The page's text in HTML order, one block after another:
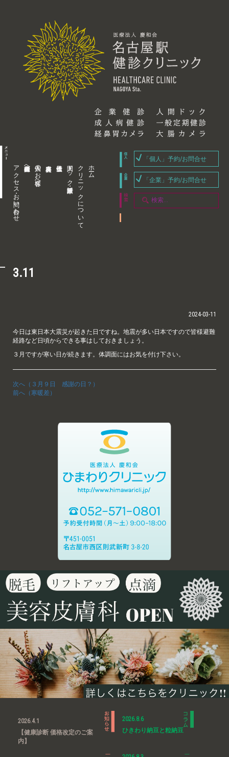
アクセス・お問い合わせ 企業内担当者様へ 個人のお客様へ 人間ドック・健康診断 クリニックについて ホーム
「個人」予約/お問合せ
「企業」予約/お問合せ
3.11
2024-03-11
今日は東日本大震災が起きた日ですね。地震が多い日本ですので皆様避難
経路など日頃からできる事はしておきましょう。
３月ですが寒い日が続きます。体調面にはお気を付け下さい。
次へ（３月９日 感謝の日？）
前へ（寒暖差）
2026.4.1
【健康診断 価格改定のご案
内】
2026.8.6
ひきわり納豆と粒納豆